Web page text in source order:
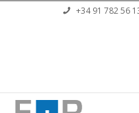
Pasar al contenido principal
+34 91 782 56